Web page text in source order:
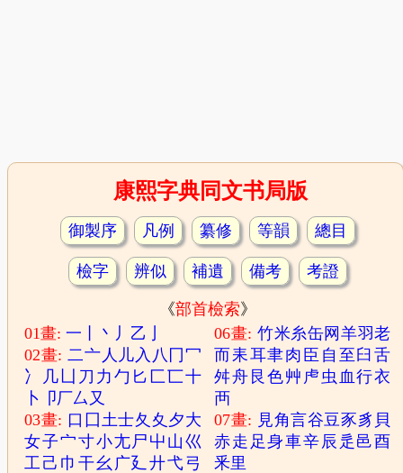
康熙字典同文书局版
御製序 凡例 纂修 等韻 總目
檢字 辨似 補遺 備考 考證
《部首檢索》
01畫:一 丶 丿 乙
02畫:二亠 人 儿入 八 冂冖
冫
几 凵 刀 力 勹 匕 匚匸十
卜
卩厂厶 又
03畫: 口 囗 土士夂 夊 夕大
女子宀寸小尢尸 屮 山巛
工 己 巾 干幺 广廴廾弋弓
06畫: 竹米糸缶网 羊羽老
而耒耳聿肉 臣 自 至 臼舌
舛舟 艮色艸 虍 虫 血行衣
襾
07畫: 見角言谷豆豕豸 貝
赤走 足身車辛辰 辵 邑酉
釆里